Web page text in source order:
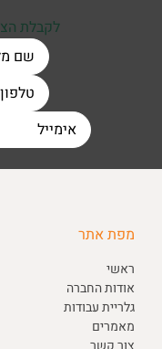
לקבלת
מפת אתר
ראשי
אודות החברה
גלריית עבודות
מאמרים